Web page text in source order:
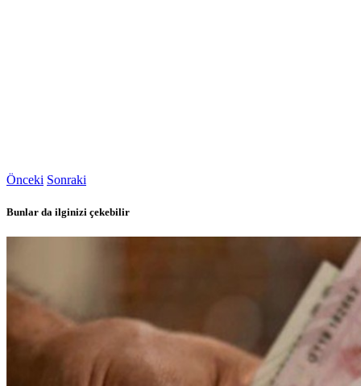
Önceki Sonraki
Bunlar da ilginizi çekebilir